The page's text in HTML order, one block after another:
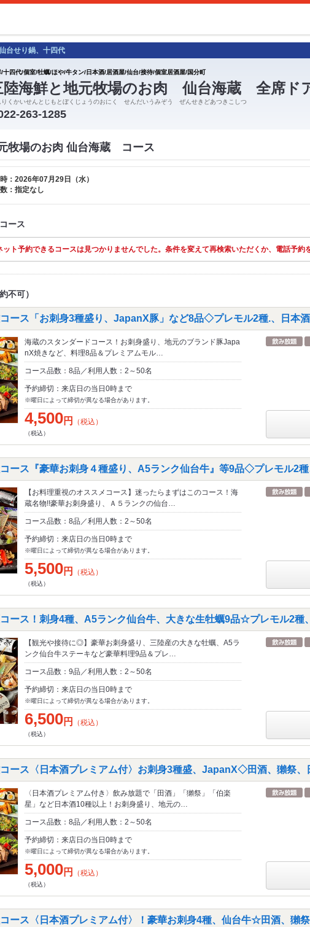
台せり鍋、十四代
/十四代/個室/牡蠣/ほや/牛タン/日本酒/居酒屋/仙台/接待/個室居酒屋/国分町
陸海鮮と地元牧場のお肉 仙台海蔵 全席ド
りくかいせんとじもとぼくじょうのおにく せんだいうみぞう ぜんせきどあつきこしつ
263-1285
牧場のお肉 仙台海蔵 コース
時：2026年07月29日（水）
：指定なし
ース
ット予約できるコースは見つかりませんでした。条件を変えて再検索いただくか、電話予約
不可）
コース「お刺身3種盛り、JapanX豚」など8品◇プレモル2種.、日本
海蔵のスタンダードコース！お刺身盛り、地元のブランド豚Japa
nX焼きなど、料理8品＆プレミアムモル…
コース品数：8品／利用人数：2～50名
予約締切：来店日の当日0時まで
※曜日によって締切が異なる場合があります。
4,500円 （税込）
（税込）
コース『豪華お刺身４種盛り、A5ランク仙台牛』等9品◇プレモル2
【お料理重視のオススメコース】迷ったらまずはこのコース！海
蔵名物!!豪華お刺身盛り、Ａ５ランクの仙台…
コース品数：8品／利用人数：2～50名
予約締切：来店日の当日0時まで
※曜日によって締切が異なる場合があります。
5,500円 （税込）
（税込）
コース！刺身4種、A5ランク仙台牛、大きな生牡蠣9品☆プレモル2種
【観光や接待に◎】豪華お刺身盛り、三陸産の大きな牡蠣、A5ラ
ンク仙台牛ステーキなど豪華料理9品＆プレ…
コース品数：9品／利用人数：2～50名
予約締切：来店日の当日0時まで
※曜日によって締切が異なる場合があります。
6,500円 （税込）
（税込）
コース〈日本酒プレミアム付〉お刺身3種盛、JapanX◇田酒、獺祭、
〈日本酒プレミアム付き〉飲み放題で「田酒」「獺祭」「伯楽
星」など日本酒10種以上！お刺身盛り、地元の…
コース品数：8品／利用人数：2～50名
予約締切：来店日の当日0時まで
※曜日によって締切が異なる場合があります。
5,000円 （税込）
（税込）
コース〈日本酒プレミアム付〉！豪華お刺身4種、仙台牛☆田酒、獺